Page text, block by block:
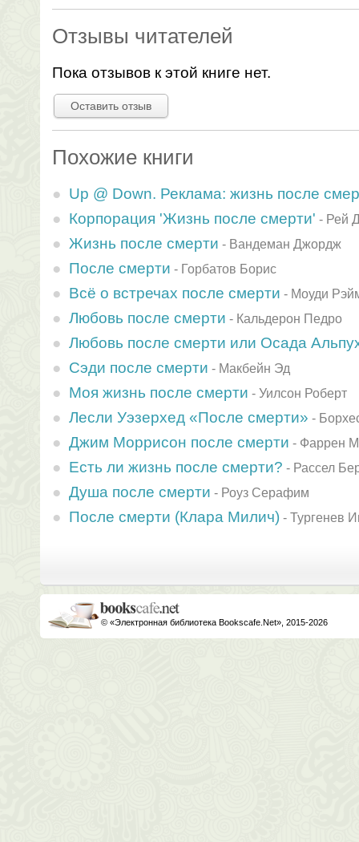
Отзывы читателей
Пока отзывов к этой книге нет.
Оставить отзыв
Похожие книги
Up @ Down. Реклама: жизнь после
Корпорация 'Жизнь после смерти' - Рей
Жизнь после смерти - Вандеман Джордж
После смерти - Горбатов Борис
Всё о встречах после смерти - Моуди
Любовь после смерти - Кальдерон Педро
Любовь после смерти или Осада
Сэди после смерти - Макбейн Эд
Моя жизнь после смерти - Уилсон Роберт
Лесли Уэзерхед «После смерти» -
Джим Моррисон после смерти - Фаррен
Есть ли жизнь после смерти? - Рассел
Душа после смерти - Роуз Серафим
После смерти (Клара Милич) - Тургенев
© «Электронная библиотека Bookscafe.Net», 2015-2026